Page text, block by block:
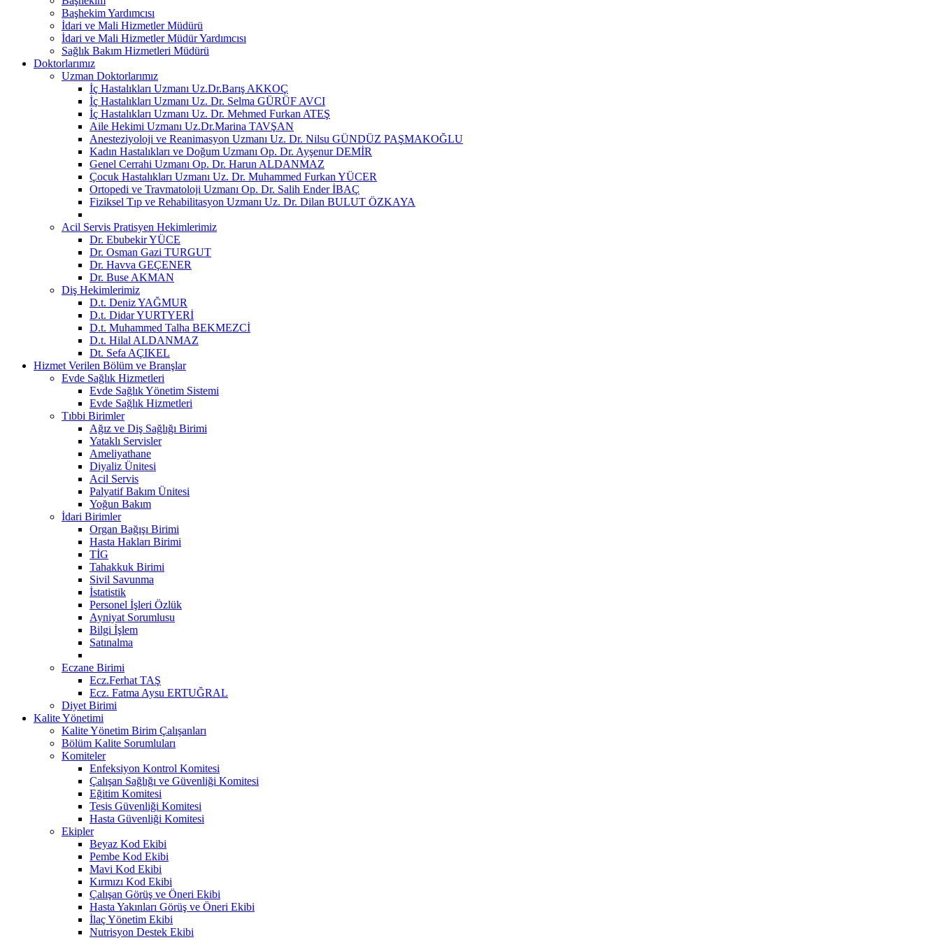
Başhekim Yardımcısı
İdari ve Mali Hizmetler Müdürü
İdari ve Mali Hizmetler Müdür Yardımcısı
Sağlık Bakım Hizmetleri Müdürü
Doktorlarımız
Uzman Doktorlarımız
İç Hastalıkları Uzmanı Uz.Dr.Barış AKKOÇ
İç Hastalıkları Uzmanı Uz. Dr. Selma GÜRÜF AVCI
İç Hastalıkları Uzmanı Uz. Dr. Mehmed Furkan ATEŞ
Aile Hekimi Uzmanı Uz.Dr.Marina TAVŞAN
Anesteziyoloji ve Reanimasyon Uzmanı Uz. Dr. Nilsu GÜNDÜZ PAŞMAKOĞLU
Kadın Hastalıkları ve Doğum Uzmanı Op. Dr. Ayşenur DEMİR
Genel Cerrahi Uzmanı Op. Dr. Harun ALDANMAZ
Çocuk Hastalıkları Uzmanı Uz. Dr. Muhammed Furkan YÜCER
Ortopedi ve Travmatoloji Uzmanı Op. Dr. Salih Ender İBAÇ
Fiziksel Tıp ve Rehabilitasyon Uzmanı Uz. Dr. Dilan BULUT ÖZKAYA
Acil Servis Pratisyen Hekimlerimiz
Dr. Ebubekir YÜCE
Dr. Osman Gazi TURGUT
Dr. Havva GEÇENER
Dr. Buse AKMAN
Diş Hekimlerimiz
D.t. Deniz YAĞMUR
D.t. Didar YURTYERİ
D.t. Muhammed Talha BEKMEZCİ
D.t. Hilal ALDANMAZ
Dt. Sefa AÇIKEL
Hizmet Verilen Bölüm ve Branşlar
Evde Sağlık Hizmetleri
Evde Sağlık Yönetim Sistemi
Evde Sağlık Hizmetleri
Tıbbi Birimler
Ağız ve Diş Sağlığı Birimi
Yataklı Servisler
Ameliyathane
Diyaliz Ünitesi
Acil Servis
Palyatif Bakım Ünitesi
Yoğun Bakım
İdari Birimler
Organ Bağışı Birimi
Hasta Hakları Birimi
TİG
Tahakkuk Birimi
Sivil Savunma
İstatistik
Personel İşleri Özlük
Ayniyat Sorumlusu
Bilgi İşlem
Satınalma
Eczane Birimi
Ecz.Ferhat TAŞ
Ecz. Fatma Aysu ERTUĞRAL
Diyet Birimi
Kalite Yönetimi
Kalite Yönetim Birim Çalışanları
Bölüm Kalite Sorumluları
Komiteler
Enfeksiyon Kontrol Komitesi
Çalışan Sağlığı ve Güvenliği Komitesi
Eğitim Komitesi
Tesis Güvenliği Komitesi
Hasta Güvenliği Komitesi
Ekipler
Beyaz Kod Ekibi
Pembe Kod Ekibi
Mavi Kod Ekibi
Kırmızı Kod Ekibi
Çalışan Görüş ve Öneri Ekibi
Hasta Yakınları Görüş ve Öneri Ekibi
İlaç Yönetim Ekibi
Nutrisyon Destek Ekibi